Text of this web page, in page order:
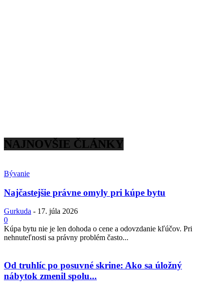
NAJNOVŠIE ČLÁNKY
Bývanie
Najčastejšie právne omyly pri kúpe bytu
Gurkuda - 17. júla 2026
0
Kúpa bytu nie je len dohoda o cene a odovzdanie kľúčov. Pri
nehnuteľnosti sa právny problém často...
Od truhlíc po posuvné skrine: Ako sa úložný
nábytok zmenil spolu...